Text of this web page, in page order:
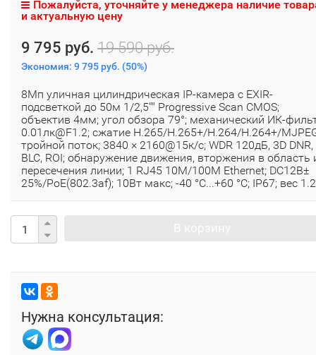
Пожалуйста, уточняйте у менеджера наличие
и актуальную цену
9 795 руб. 19 590 руб.
Экономия: 9 795 руб. (50%)
8Мп уличная цилиндрическая IP-камера с EXIR-
подсветкой до 50м 1/2,5"" Progressive Scan CMOS;
объектив 4мм; угол обзора 79°; механический ИК-
0.01лк@F1.2; сжатие H.265/H.265+/H.264/H.264+/
тройной поток; 3840 × 2160@15к/с; WDR 120дБ, 3D DNR,
BLC, ROI; обнаружение движения, вторжения в область
пересечения линии; 1 RJ45 10M/100M Ethernet; DC12В±
25%/PoE(802.3af); 10Вт макс; -40 °C...+60 °C; IP67; вес
Нужна консультация: